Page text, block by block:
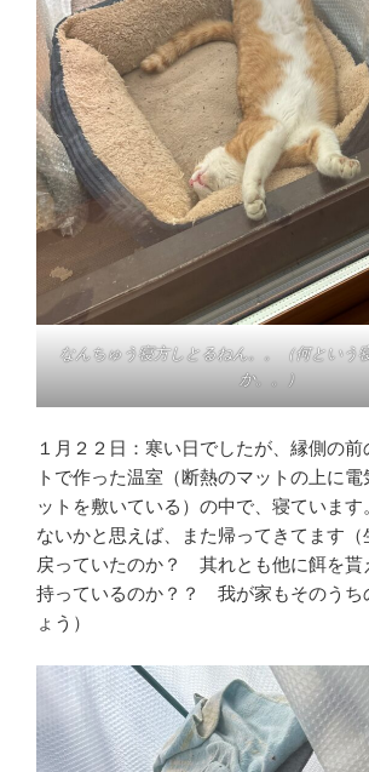
なんちゅう寝方しとるねん。。（何という
か。。）
１月２２日：寒い日でしたが、縁側の
トで作った温室（断熱のマットの上に
ットを敷いている）の中で、寝ていま
ないかと思えば、また帰ってきてます（
戻っていたのか？ 其れとも他に餌を貰
持っているのか？？ 我が家もそのうち
ょう）